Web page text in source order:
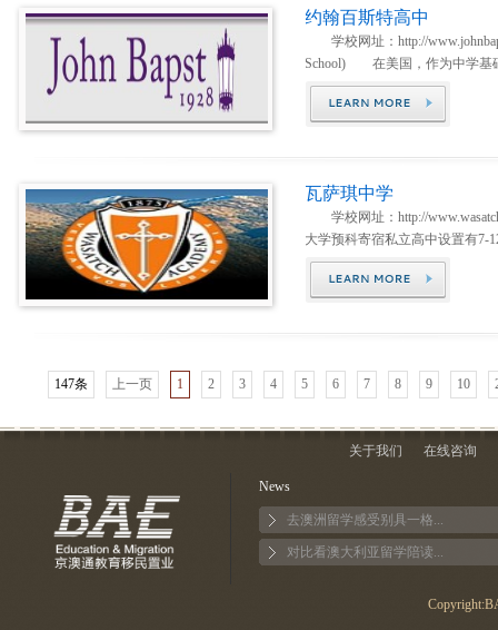
约翰百斯特高中
学校网址：http://
School) 在美国，作为中学基
瓦萨琪中学
学校网址：http://
大学预科寄宿私立高中设置有7-
147条 上一页 1 2 3 4 5 6 7 8 9 10
News
去澳洲留学感受别具一格...
对比看澳大利亚留学陪读...
关于我们 在线咨询